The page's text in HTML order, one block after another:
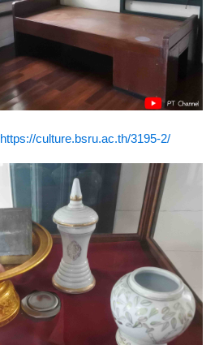
https://culture.bsru.ac.th/3195-2/